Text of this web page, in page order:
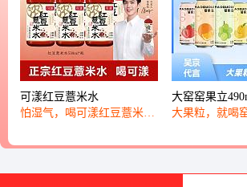
可漾红豆薏米水
怕湿气，喝可漾红豆薏米
大窑窑果立
大果粒，就喝